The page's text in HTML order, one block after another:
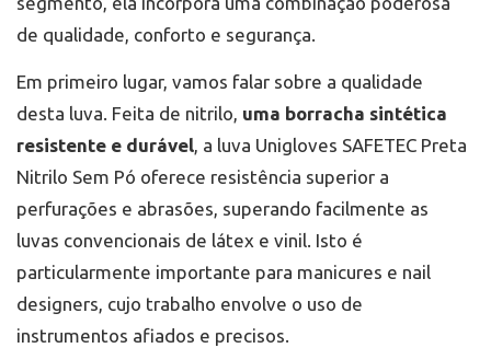
de qualidade, conforto e segurança.
Em primeiro lugar, vamos falar sobre a qualidade
desta luva. Feita de nitrilo, uma borracha sintética
resistente e durável, a luva Unigloves SAFETEC Preta
Nitrilo Sem Pó oferece resistência superior a
perfurações e abrasões, superando facilmente as
luvas convencionais de látex e vinil. Isto é
particularmente importante para manicures e nail
designers, cujo trabalho envolve o uso de
instrumentos afiados e precisos.